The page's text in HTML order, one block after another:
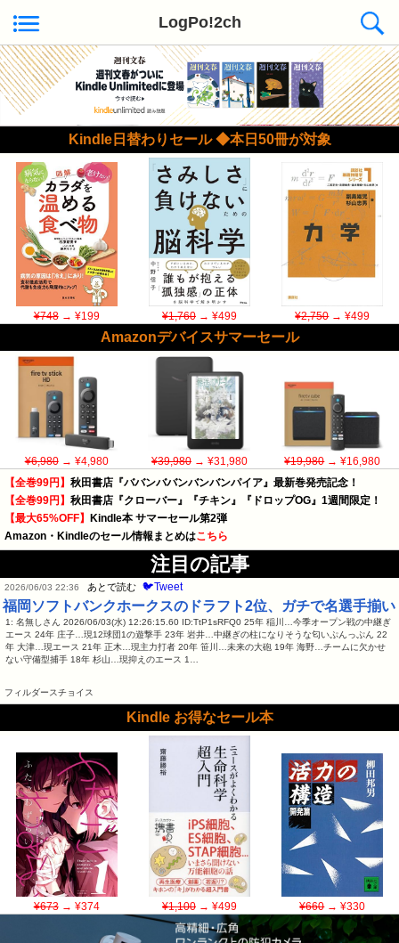
LogPo!2ch
Kindle日替わりセール ◆本日50冊が対象
¥748→ ¥199 ¥1,760→ ¥499 ¥2,750→ ¥499
Amazonデバイスサマーセール
¥6,980→ ¥4,980 ¥39,980→ ¥31,980 ¥19,980→ ¥16,980
【全巻99円】 秋田書店『ババンババンバンバンパイア』最新巻発売記念！
【全巻99円】 秋田書店『クローバー』『チキン』『ドロップOG』1週間限定！
【最大65%OFF】
Kindle本 サマーセール第2弾
Amazon・Kindleのセール情報まとめはこちら
注目の記事
2026/06/03 22:36 あとで読む 🐦Tweet
福岡ソフトバンクホークスのドラフト2位、ガチで名選手揃い
1: 名無しさん 2026/06/03(水) 12:26:15.60 ID:TtP1sRFQ0 25年 稲川…今季オープン戦の中継ぎ
エース 24年 庄子…現12球団1の遊撃手 23年 岩井…中継ぎの柱になりそうな匂いぷんっぷん 22
年 大津…現エース 21年 正木…現主力打者 20年 笹川…未来の大砲 19年 海野…チームに欠かせ
ない守備型捕手 18年 杉山…現抑えのエース 1…
フィルダースチョイス
Kindle お得なセール本
¥673→ ¥374 ¥1,100→ ¥499 ¥660→ ¥330